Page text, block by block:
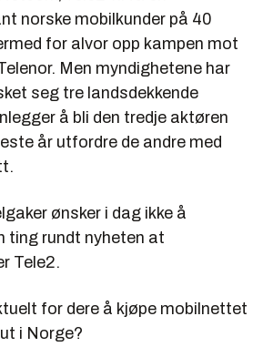
norske mobilkunder på 40
for alvor opp kampen mot
Men myndighetene har
seg tre landsdekkende
å bli den tredje aktøren
år utfordre de andre med
ønsker i dag ikke å
ting rundt nyheten at
Tele2.
for dere å kjøpe mobilnettet
i Norge?